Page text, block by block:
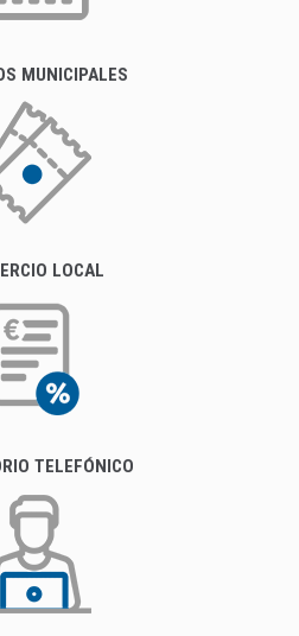
MUNICIPALES
LOCAL
TELEFÓNICO